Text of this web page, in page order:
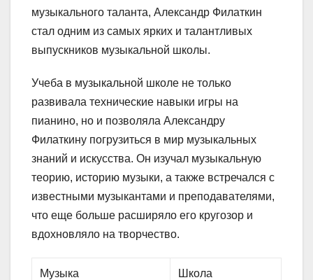
музыкального таланта, Александр Филаткин
стал одним из самых ярких и талантливых
выпускников музыкальной школы.
Учеба в музыкальной школе не только
развивала технические навыки игры на
пианино, но и позволяла Александру
Филаткину погрузиться в мир музыкальных
знаний и искусства. Он изучал музыкальную
теорию, историю музыки, а также встречался с
известными музыкантами и преподавателями,
что еще больше расширяло его кругозор и
вдохновляло на творчество.
Музыка Школа